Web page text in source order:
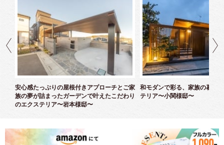
安心感たっぷりの屋根付きアプローチとご家
族の夢が詰まったガーデンで叶えたこだわり
のエクステリア〜岩本様邸〜
和モダンで彩る、家族の暮ら
テリア〜小関様邸〜